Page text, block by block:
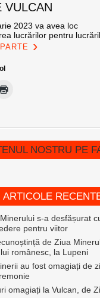
VULCAN
2023 va avea loc
lucrărilor pentru
NOSTRU PE
ARTICOLE
s-a desfășurat
pentru viitor
de Ziua
românesc, la Lupeni
au fost omagiați de
omagiați la Vulcan, de